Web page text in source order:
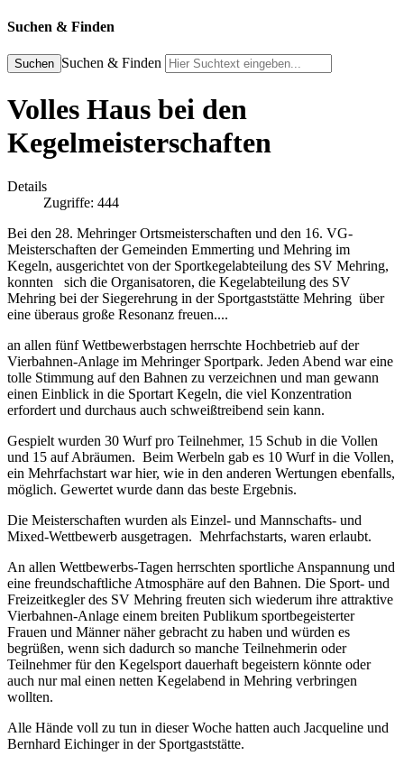
Suchen & Finden
Suchen Suchen & Finden
Volles Haus bei den
Kegelmeisterschaften
Details
Zugriffe: 444
Bei den 28. Mehringer Ortsmeisterschaften und den 16. VG-
Meisterschaften der Gemeinden Emmerting und Mehring im
Kegeln, ausgerichtet von der Sportkegelabteilung des SV Mehring,
konnten sich die Organisatoren, die Kegelabteilung des SV
Mehring bei der Siegerehrung in der Sportgaststätte Mehring über
eine überaus große Resonanz freuen....
an allen fünf Wettbewerbstagen herrschte Hochbetrieb auf der
Vierbahnen-Anlage im Mehringer Sportpark. Jeden Abend war eine
tolle Stimmung auf den Bahnen zu verzeichnen und man gewann
einen Einblick in die Sportart Kegeln, die viel Konzentration
erfordert und durchaus auch schweißtreibend sein kann.
Gespielt wurden 30 Wurf pro Teilnehmer, 15 Schub in die Vollen
und 15 auf Abräumen. Beim Werbeln gab es 10 Wurf in die Vollen,
ein Mehrfachstart war hier, wie in den anderen Wertungen ebenfalls,
möglich. Gewertet wurde dann das beste Ergebnis.
Die Meisterschaften wurden als Einzel- und Mannschafts- und
Mixed-Wettbewerb ausgetragen. Mehrfachstarts, waren erlaubt.
An allen Wettbewerbs-Tagen herrschten sportliche Anspannung und
eine freundschaftliche Atmosphäre auf den Bahnen. Die Sport- und
Freizeitkegler des SV Mehring freuten sich wiederum ihre attraktive
Vierbahnen-Anlage einem breiten Publikum sportbegeisterter
Frauen und Männer näher gebracht zu haben und würden es
begrüßen, wenn sich dadurch so manche Teilnehmerin oder
Teilnehmer für den Kegelsport dauerhaft begeistern könnte oder
auch nur mal einen netten Kegelabend in Mehring verbringen
wollten.
Alle Hände voll zu tun in dieser Woche hatten auch Jacqueline und
Bernhard Eichinger in der Sportgaststätte.